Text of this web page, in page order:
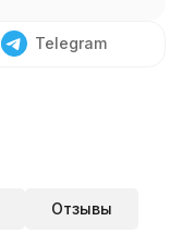
Telegram
Отзывы